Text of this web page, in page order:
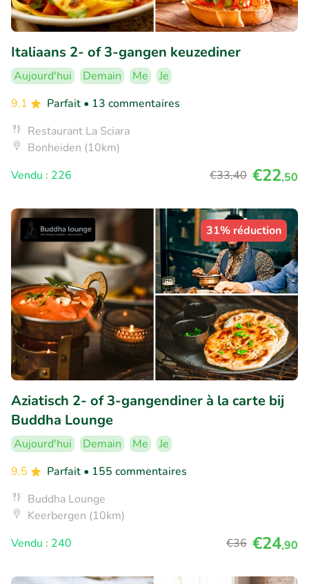
Italiaans 2- of 3-gangen keuzediner
Aujourd'hui Demain Me
Je
9.1
Parfait • 13 commentaires
Restaurant La Sciara
Bonheiden (10km)
Vendu : 226
€33,40 €22,50
31% réduction
Aziatisch 2- of 3-gangendiner à la carte bij
Buddha Lounge
Aujourd'hui Demain Me
Je
9.5
Parfait • 155 commentaires
Buddha Lounge
Keerbergen (10km)
Vendu : 240
€36 €24,90